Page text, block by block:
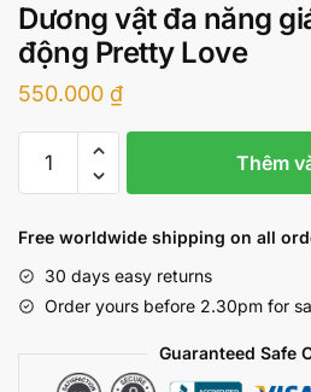
Dương vật đa năng
động Pretty Love
550.000 ₫
năng
rẻ
thụt
Thêm
Free worldwide shipping on all
30 days easy returns
Order yours before 2.30pm for
Guaranteed Safe